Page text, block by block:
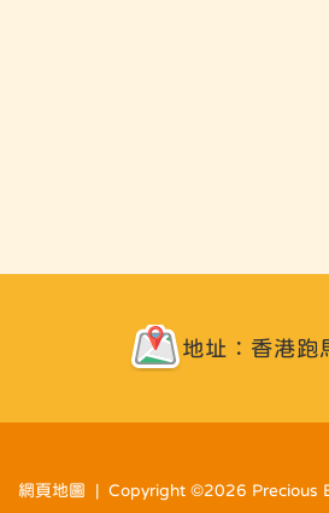
地址：香港跑
網頁地圖 | Copyright ©2026 Precious